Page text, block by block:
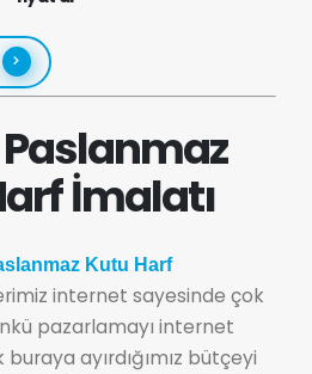
İmalatı
Kutu Harf
internet sayesinde çok
pazarlamayı internet
ayırdığımız bütçeyi